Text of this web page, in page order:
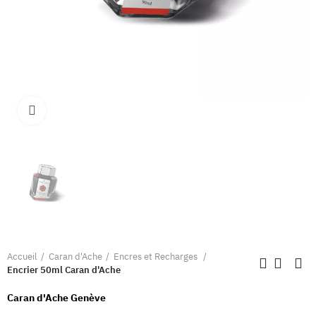
Accueil Caran d'Ache
Encres et Recharges
Encrier 50ml Caran d'Ache
Caran d'Ache Genève